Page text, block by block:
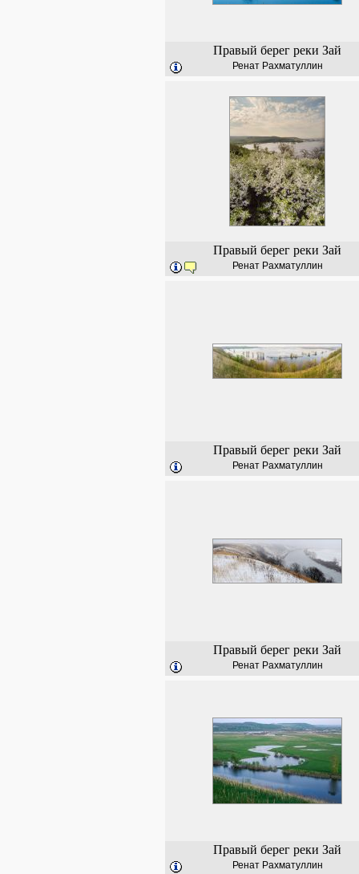
Правый берег реки Зай
Ренат Рахматуллин
Правый берег реки Зай
Ренат Рахматуллин
Правый берег реки Зай
Ренат Рахматуллин
Правый берег реки Зай
Ренат Рахматуллин
Правый берег реки Зай
Ренат Рахматуллин